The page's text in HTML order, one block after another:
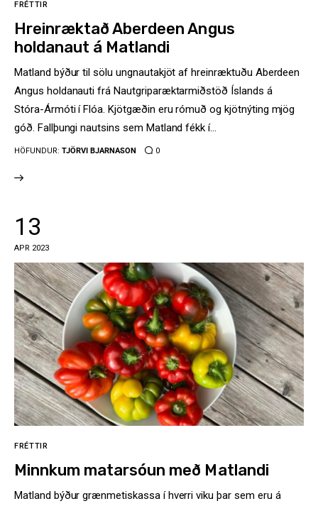
FRÉTTIR
Hreinræktað Aberdeen Angus
holdanaut á Matlandi
Matland býður til sölu ungnautakjöt af hreinræktuðu Aberdeen
Angus holdanauti frá Nautgriparæktarmiðstöð Íslands á
Stóra-Ármóti í Flóa. Kjötgæðin eru rómuð og kjötnýting mjög
góð. Fallþungi nautsins sem Matland fékk í…
HÖFUNDUR: TJÖRVI BJARNASON 0
13
APR 2023
FRÉTTIR
Minnkum matarsóun með Matlandi
Matland býður grænmetiskassa í hverri viku þar sem eru á